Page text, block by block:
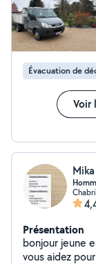
Évacuation de
Voir
Présentation
bonjour jeune
vous aidez